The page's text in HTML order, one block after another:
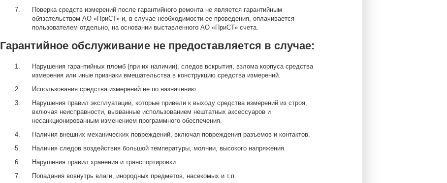
Поверка средств измерений после гарантийного ремонта не является гарантийным
обязательством АО «ПриСТ» и, в случае необходимости ее проведения, оплачивается
пользователем отдельно, на основании выставленного АО «ПриСТ» счета.
Гарантийное обслуживание не предоставляется в случае:
Нарушения гарантийных пломб (при их наличии), следов вскрытия, взлома корпуса средства
измерения или иные признаки вмешательства в конструкцию средства измерений.
Использования средства измерений не по назначению.
Нарушения правил эксплуатации, которые привели к выходу средства измерений из строя,
включая неисправности, вызванные использованием нештатных аксессуаров и
несанкционированным изменением программного обеспечения.
Наличия внешних механических повреждений, включая повреждения разъемов и контактов.
Наличия следов воздействия большой температуры, молнии, высокого напряжения.
Нарушения правил хранения и транспортировки.
Попадания вовнутрь влаги, инородных предметов, насекомых и т.п.